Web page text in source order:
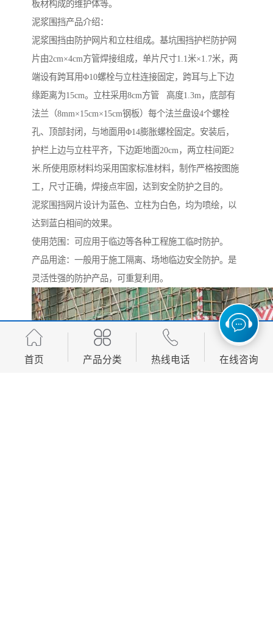
板材构成的维护体等。
泥浆围挡产品介绍：
泥浆围挡由防护网片和立柱组成。基坑围挡护栏防护网
片由2cm×4cm方管焊接组成，单片尺寸1.1米×1.7米，两
端设有跨耳用Φ10螺栓与立柱连接固定，跨耳与上下边
缘距离为15cm。立柱采用8cm方管 高度1.3m，底部有
法兰（8mm×15cm×15cm钢板）每个法兰盘设4个螺栓
孔、顶部封闭，与地面用Φ14膨胀螺栓固定。安装后，
护栏上边与立柱平齐，下边距地面20cm，两立柱间距2
米.所使用原材料均采用国家标准材料，制作严格按图施
工，尺寸正确，焊接点牢固，达到安全防护之目的。
泥浆围挡网片设计为蓝色、立柱为白色，均为喷绘，以
达到蓝白相间的效果。
使用范围：可应用于临边等各种工程施工临时防护。
产品用途：一般用于施工隔离、场地临边安全防护。是
灵活性强的防护产品，可重复利用。
首页 产品分类 热线电话 在线咨询